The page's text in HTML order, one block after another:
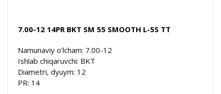
7.00-12 14PR BKT SM 55 SMOOTH L-5S TT
Namunaviy o'lcham: 7.00-12
Ishlab chiqaruvchi: BKT
Diametri, dyuym: 12
PR: 14